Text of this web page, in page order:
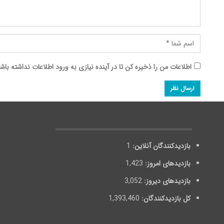
اطلاعات من را ذخیره کن تا در آینده نیازی به ورود اطلاعات نداشته
بازدیدکنندگان آنلاین: 1
بازدیدهای امروز: 1,423
بازدیدهای دیروز: 3,052
کل بازدیدکنند‌گان: 1,393,460